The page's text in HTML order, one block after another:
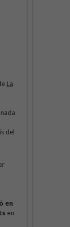
La
del
en
en